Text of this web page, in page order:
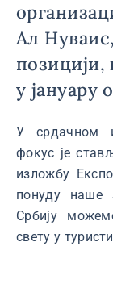
Ал
позицији,
у јануару
У срдачном
фокус је
изложбу
понуду наше
Србију
свету у